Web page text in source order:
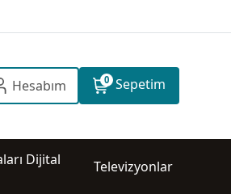
Hesabım 0 Sepetim
Dijital
Televizyonlar